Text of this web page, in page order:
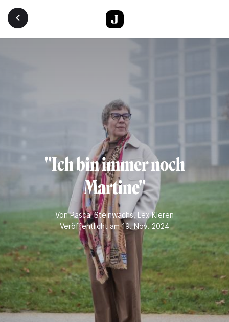
Direkt zum Inhalt
"Ich bin immer noch
Martine"
VonPascal Steinwachs, Lex Kleren
Veröffentlicht am 19. Nov. 2024